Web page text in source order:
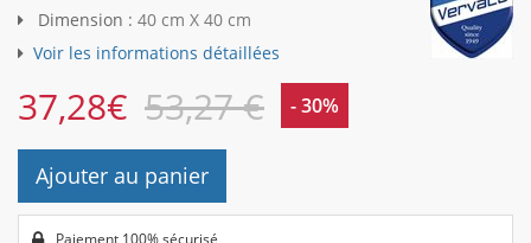
Dimension : 40 cm X 40 cm
Voir les informations détaillées
37,28€ 53,27 € - 30%
Ajouter au panier
Paiement 100% sécurisé